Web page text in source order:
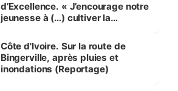
d’Excellence. « J’encourage notre
jeunesse à (…) cultiver la
(Alassane Ouattara
Côte d'Ivoire. Sur la route de
Bingerville, après pluies et
inondations (Reportage)